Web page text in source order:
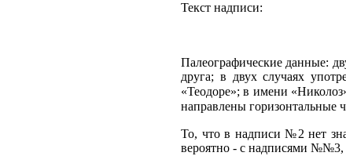
Текст надписи:
Палеографические данные:
друга; в двух случаях
«Теодоре»; в имени
направлены горизонтальные
То, что в надписи №2 нет
вероятно - с надписями №№3,